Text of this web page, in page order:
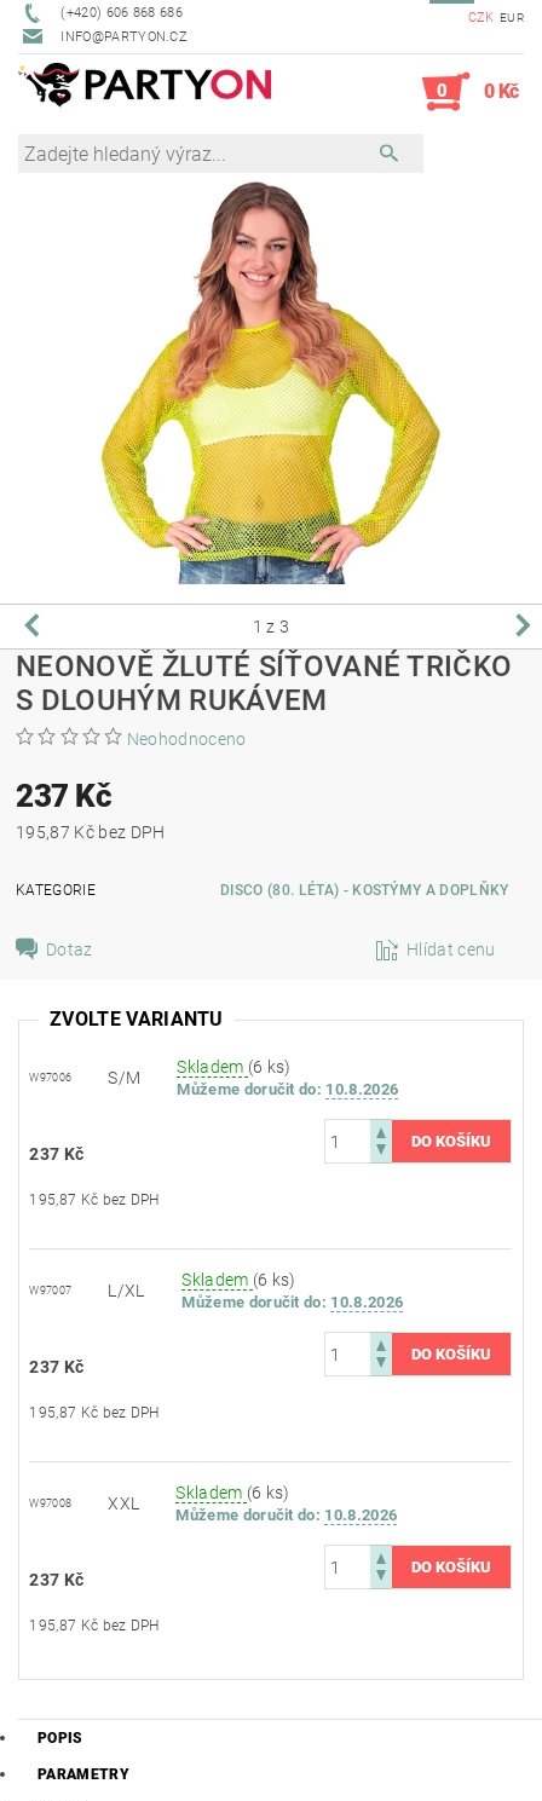
(+420) 606 868 686
INFO@PARTYON.CZ
CZK EUR
0 0 Kč
1 z 3
NEONOVĚ ŽLUTÉ SÍŤOVANÉ TRIČKO
S DLOUHÝM RUKÁVEM
Neohodnoceno
237 Kč
195,87 Kč bez DPH
KATEGORIE DISCO (80. LÉTA) - KOSTÝMY A DOPLŇKY
Dotaz Hlídat cenu
ZVOLTE VARIANTU
W97006 S/M
Skladem (6 ks)
Můžeme doručit do: 10.8.2026
237 Kč
195,87 Kč bez DPH
W97007 L/XL
Skladem (6 ks)
Můžeme doručit do: 10.8.2026
237 Kč
195,87 Kč bez DPH
W97008 XXL
Skladem (6 ks)
Můžeme doručit do: 10.8.2026
237 Kč
195,87 Kč bez DPH
POPIS
PARAMETRY